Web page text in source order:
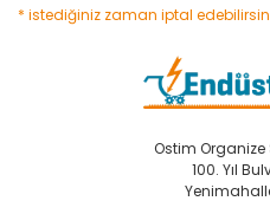
* istediğiniz zaman iptal
Ostim
100. Yıl